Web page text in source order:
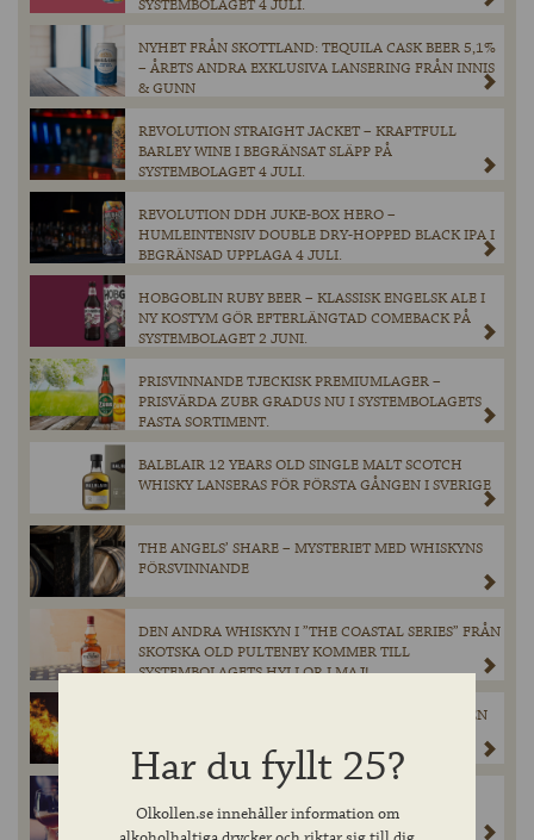
SYSTEMBOLAGET 4 JULI.
NYHET FRÅN SKOTTLAND: TEQUILA CASK BEER 5,1%
– ÅRETS ANDRA EXKLUSIVA LANSERING FRÅN INNIS
& GUNN
REVOLUTION STRAIGHT JACKET – KRAFTFULL
BARLEY WINE I BEGRÄNSAT SLÄPP PÅ
SYSTEMBOLAGET 4 JULI.
REVOLUTION DDH JUKE-BOX HERO –
HUMLEINTENSIV DOUBLE DRY-HOPPED BLACK IPA I
BEGRÄNSAD UPPLAGA 4 JULI.
HOBGOBLIN RUBY BEER – KLASSISK ENGELSK ALE I
NY KOSTYM GÖR EFTERLÄNGTAD COMEBACK PÅ
SYSTEMBOLAGET 2 JUNI.
PRISVINNANDE TJECKISK PREMIUMLAGER –
PRISVÄRDA ZUBR GRADUS NU I SYSTEMBOLAGETS
FASTA SORTIMENT.
BALBLAIR 12 YEARS OLD SINGLE MALT SCOTCH
WHISKY LANSERAS FÖR FÖRSTA GÅNGEN I SVERIGE
THE ANGELS’ SHARE – MYSTERIET MED WHISKYNS
FÖRSVINNANDE
DEN ANDRA WHISKYN I ”THE COASTAL SERIES” FRÅN
SKOTSKA OLD PULTENEY KOMMER TILL
SYSTEMBOLAGETS HYLLOR I MAJ!
KATASTROFEN SOM FORMADE HEAVEN HILL — EN
SPORTBAR
Har du fyllt 25?
Olkollen.se innehåller information om